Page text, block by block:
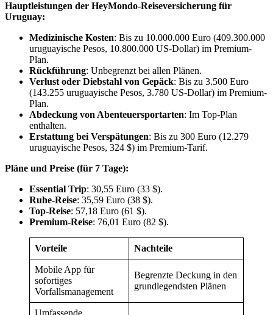
Hauptleistungen der HeyMondo-Reiseversicherung für
Uruguay:
Medizinische Kosten: Bis zu 10.000.000 Euro (409.300.000
uruguayische Pesos, 10.800.000 US-Dollar) im Premium-
Plan.
Rückführung: Unbegrenzt bei allen Plänen.
Verlust oder Diebstahl von Gepäck: Bis zu 3.500 Euro
(143.255 uruguayische Pesos, 3.780 US-Dollar) im Premium-
Plan.
Abdeckung von Abenteuersportarten: Im Top-Plan
enthalten.
Erstattung bei Verspätungen: Bis zu 300 Euro (12.279
uruguayische Pesos, 324 $) im Premium-Tarif.
Pläne und Preise (für 7 Tage):
Essential Trip: 30,55 Euro (33 $).
Ruhe-Reise: 35,59 Euro (38 $).
Top-Reise: 57,18 Euro (61 $).
Premium-Reise: 76,01 Euro (82 $).
Vorteile Nachteile
Mobile App für
sofortiges
Vorfallsmanagement
Begrenzte Deckung in den
grundlegendsten Plänen